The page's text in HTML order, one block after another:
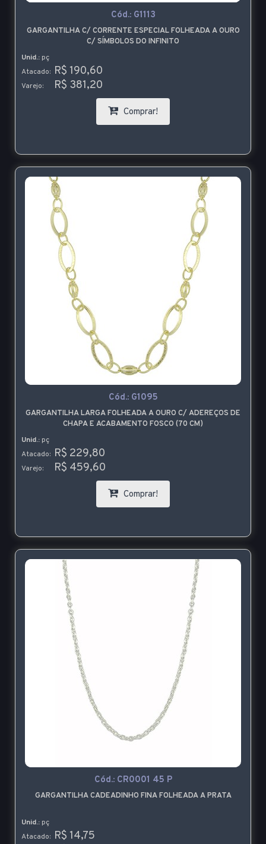
Cód.: G1113
GARGANTILHA C/ CORRENTE ESPECIAL FOLHEADA A OURO
C/ SÍMBOLOS DO INFINITO
Unid.: pç
Atacado: R$ 190,60
Varejo: R$ 381,20
Comprar!
Cód.: G1095
GARGANTILHA LARGA FOLHEADA A OURO C/ ADEREÇOS DE
CHAPA E ACABAMENTO FOSCO (70 CM)
Unid.: pç
Atacado: R$ 229,80
Varejo: R$ 459,60
Comprar!
Cód.: CR0001 45 P
GARGANTILHA CADEADINHO FINA FOLHEADA A PRATA
Unid.: pç
Atacado: R$ 14,75